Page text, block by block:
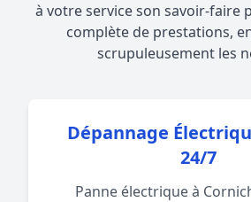
à votre service son savoir-faire
complète de prestations,
scrupuleusement les
Dépannage
24/7
Panne électrique à